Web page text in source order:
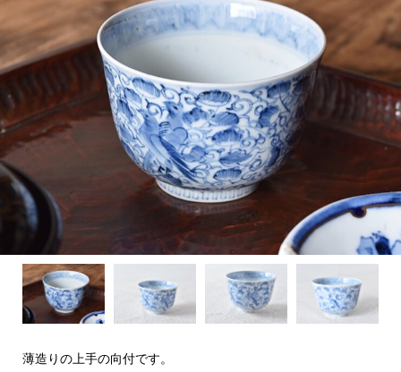
薄造りの上手の向付です。